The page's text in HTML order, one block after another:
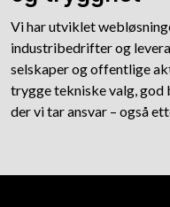
Vi har utviklet
industribedrifter og
selskaper og offentlige
trygge tekniske valg, god
der vi tar ansvar – også